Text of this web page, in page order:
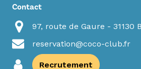
Contact
97, route de Gaure - 31130
reservation@coco-club.fr
Recrutement